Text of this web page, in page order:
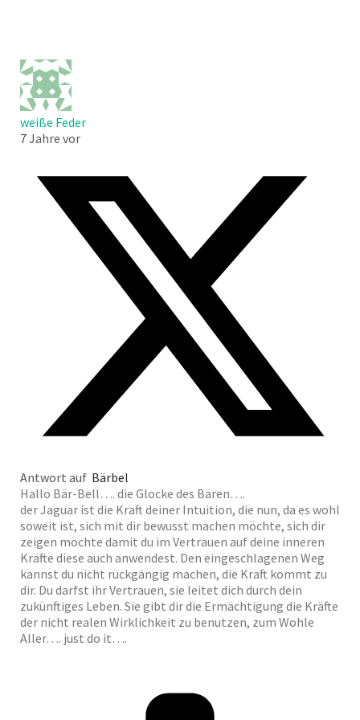
weiße Feder
7 Jahre vor
Antwort auf Bärbel
Hallo Bär-Bell…. die Glocke des Bären….
der Jaguar ist die Kraft deiner Intuition, die nun, da es wohl
soweit ist, sich mit dir bewusst machen möchte, sich dir
zeigen möchte damit du im Vertrauen auf deine inneren
Kräfte diese auch anwendest. Den eingeschlagenen Weg
kannst du nicht rückgängig machen, die Kraft kommt zu
dir. Du darfst ihr Vertrauen, sie leitet dich durch dein
zukünftiges Leben. Sie gibt dir die Ermächtigung die Kräfte
der nicht realen Wirklichkeit zu benutzen, zum Wohle
Aller…. just do it….